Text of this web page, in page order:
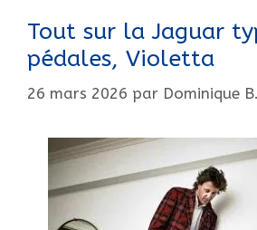
WALCKER
toutes
options.
Tout sur la Jaguar
pédales, Violetta
26 mars 2026 par Dominique B.